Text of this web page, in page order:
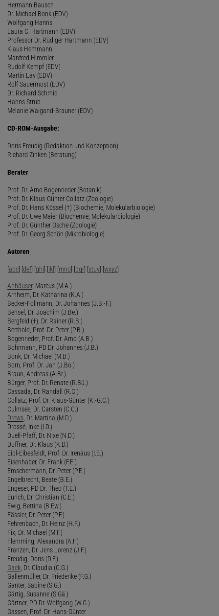
Hermann Bausch
Dr. Michael Bonk (EDV)
Wolfgang Hanns
Laura C. Hartmann (EDV)
Professor Dr. Rüdiger Hartmann (EDV)
Klaus Hemmann
Manfred Himmler
Rudolf Kempf (EDV)
Martin Lay (EDV)
Rolf Sauermost (EDV)
Dr. Richard Schmid
Hanns Strub
Melanie Waigand-Brauner (EDV)
CD-ROM-Ausgabe:
Doris Freudig (Redaktion und Konzeption)
Richard Zinken (Beratung)
Berater
Prof. Dr. Arno Bogenrieder (Botanik)
Prof. Dr. Klaus-Günter Collatz (Zoologie)
Prof. Dr. Hans Kössel (†) (Biochemie, Molekularbiologie)
Prof. Dr. Uwe Maier (Biochemie, Molekularbiologie)
Prof. Dr. Günther Osche (Zoologie)
Prof. Dr. Georg Schön (Mikrobiologie)
Autoren
[abc] [def] [ghi] [jkl] [mno] [pqr] [stuv] [wxyz]
Anhäuser, Marcus (M.A.)
Arnheim, Dr. Katharina (K.A.)
Becker-Follmann, Dr. Johannes (J.B.-F.)
Bensel, Dr. Joachim (J.Be.)
Bergfeld (†), Dr. Rainer (R.B.)
Berthold, Prof. Dr. Peter (P.B.)
Bogenrieder, Prof. Dr. Arno (A.B.)
Bohrmann, PD Dr. Johannes (J.B.)
Bonk, Dr. Michael (M.B.)
Born, Prof. Dr. Jan (J.Bo.)
Braun, Andreas (A.Br.)
Bürger, Prof. Dr. Renate (R.Bü.)
Cassada, Dr. Randall (R.C.)
Collatz, Prof. Dr. Klaus-Günter (K.-G.C.)
Culmsee, Dr. Carsten (C.C.)
Drews , Dr. Martina (M.D.)
Drossé, Inke (I.D.)
Duell-Pfaff, Dr. Nixe (N.D.)
Duffner, Dr. Klaus (K.D.)
Eibl-Eibesfeldt, Prof. Dr. Irenäus (I.E.)
Eisenhaber, Dr. Frank (F.E.)
Emschermann, Dr. Peter (P.E.)
Engelbrecht, Beate (B.E.)
Engeser, PD Dr. Theo (T.E.)
Eurich, Dr. Christian (C.E.)
Ewig, Bettina (B.Ew.)
Fässler, Dr. Peter (P.F.)
Fehrenbach, Dr. Heinz (H.F.)
Fix, Dr. Michael (M.F.)
Flemming, Alexandra (A.F.)
Franzen, Dr. Jens Lorenz (J.F.)
Freudig, Doris (D.F.)
Gack , Dr. Claudia (C.G.)
Gallenmüller, Dr. Friederike (F.G.)
Ganter, Sabine (S.G.)
Gärtig, Susanne (S.Gä.)
Gärtner, PD Dr. Wolfgang (W.G.)
Gassen, Prof. Dr. Hans-Günter